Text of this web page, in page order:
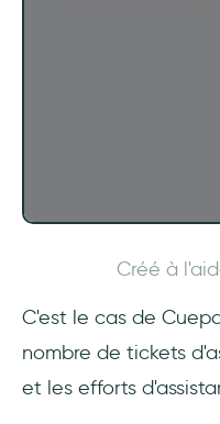
Créé à
C'est le cas de
nombre de tickets
et les efforts